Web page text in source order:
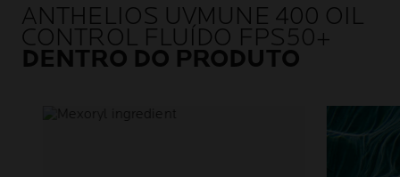
ANTHELIOS UVMUNE 400 OIL
CONTROL FLUÍDO FPS50+
DENTRO DO PRODUTO